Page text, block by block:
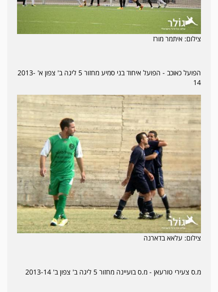
צילום: איתמר מורז
הפועל כאוכב - הפועל איחוד בני סמיע מחזור 5 ליגה ב' צפון א' 2013-
14
צילום: עלאא בדארנה
מ.ס צעירי טורעאן - מ.ס בועיינה מחזור 5 ליגה ב' צפון ב' 2013-14